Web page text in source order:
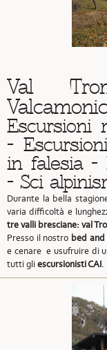
Val
Escursioni
-
in falesia -
- Sci
Durante la bella
varia difficoltà e
tre valli bresciane: val
Presso il nostro bed
e cenare e usufruire di
tutti gliescursionisti CAI.